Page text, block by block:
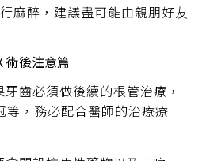
麻醉，建議盡可能由親朋好友
術後注意篇
齒必須做後續的根管治療，
等，務必配合醫師的治療療